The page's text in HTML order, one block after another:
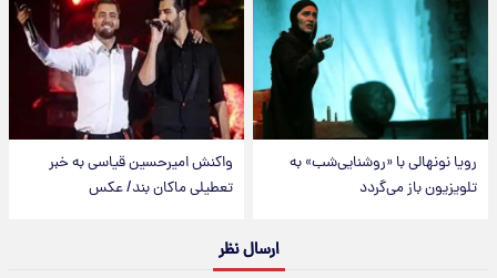
رویا نونهالی با «روشنایی‌شب» به
تلویزیون باز می‌گردد
واکنش امیرحسین قیاسی به خبر
تعطیلی ماکان بند/ عکس
ارسال نظر